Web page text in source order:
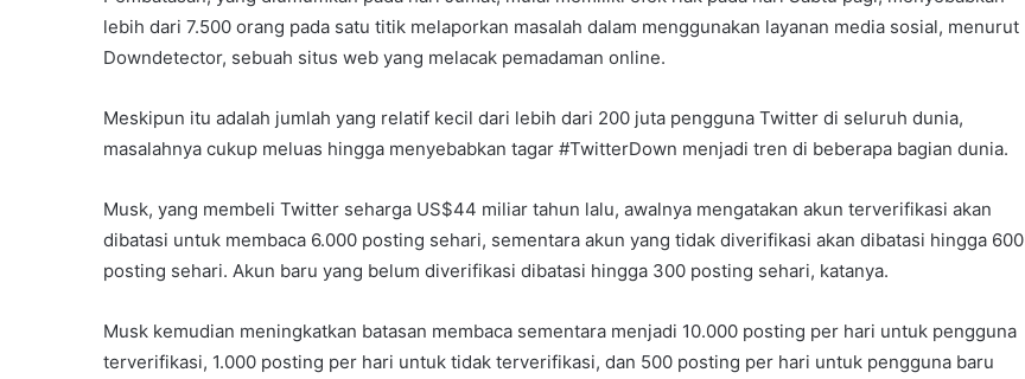
lebih dari 7.500 orang pada satu titik melaporkan masalah dalam menggunakan layanan media sosial, menurut
Downdetector, sebuah situs web yang melacak pemadaman online.
Meskipun itu adalah jumlah yang relatif kecil dari lebih dari 200 juta pengguna Twitter di seluruh dunia,
masalahnya cukup meluas hingga menyebabkan tagar #TwitterDown menjadi tren di beberapa bagian dunia.
Musk, yang membeli Twitter seharga US$44 miliar tahun lalu, awalnya mengatakan akun terverifikasi akan
dibatasi untuk membaca 6.000 posting sehari, sementara akun yang tidak diverifikasi akan dibatasi hingga 600
posting sehari. Akun baru yang belum diverifikasi dibatasi hingga 300 posting sehari, katanya.
Musk kemudian meningkatkan batasan membaca sementara menjadi 10.000 posting per hari untuk pengguna
terverifikasi, 1.000 posting per hari untuk tidak terverifikasi, dan 500 posting per hari untuk pengguna baru